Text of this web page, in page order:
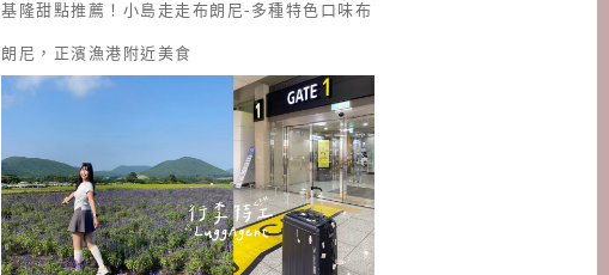
基隆甜點推薦！小島走走布朗尼-多種特色口味布
朗尼，正濱漁港附近美食